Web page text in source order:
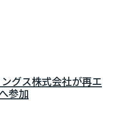
グス株式会社が再エ
参加